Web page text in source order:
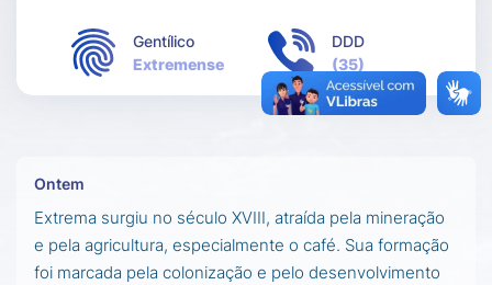
Gentílico
Extremense
DDD
(35)
Ontem
Extrema surgiu no século XVIII, atraída pela mineração
e pela agricultura, especialmente o café. Sua formação
foi marcada pela colonização e pelo desenvolvimento